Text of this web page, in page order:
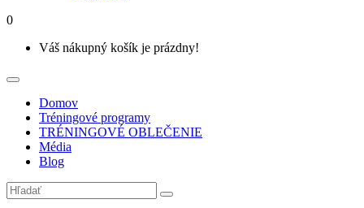
0
Váš nákupný košík je prázdny!
Domov
Tréningové programy
TRÉNINGOVÉ OBLEČENIE
Média
Blog